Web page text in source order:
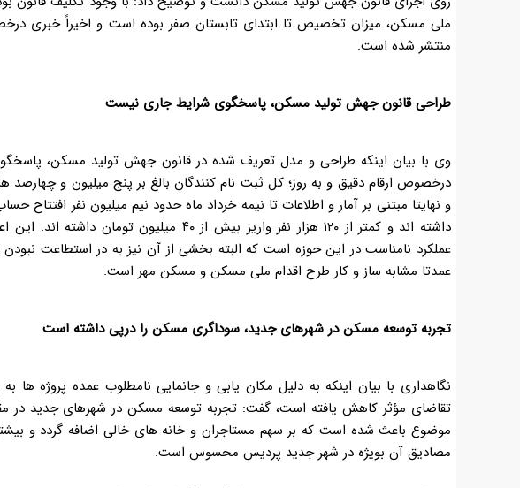
ملی مسکن، میزان تخصیص تا ابتدای تابستان صفر بوده است و اخیراً خبری
منتشر شده است.
طراحی قانون جهش تولید مسکن، پاسخگوی شرایط جاری نیست
وی با بیان اینکه طراحی و مدل تعریف شده در قانون جهش تولید مسکن،
درخصوص ارقام دقیق و به روز؛ کل ثبت نام کنندگان بالغ بر پنج میلیون و چهارصد
داشته اند و کمتر از ۱۲۰ هزار نفر واریز بیش از
عملکرد نامناسب در این حوزه است که البته بخشی از آن نیز به در استطاعت
عمدتا مشابه ساز و کار طرح اقدام ملی مسکن و مسکن مهر است.
تجربه توسعه مسکن در شهرهای جدید، سوداگری مسکن را درپی داشته است
نگاهداری با بیان اینکه به دلیل مکان یابی و جانمایی نامطلوب عمده پروژه
تقاضای مؤثر کاهش یافته است، گفت: تجربه توسعه مسکن در شهرهای جدید
موضوع باعث شده است که بر سهم مستاجران و خانه های خالی اضافه گردد و
مصادیق آن بویژه در شهر جدید پردیس محسوس است.